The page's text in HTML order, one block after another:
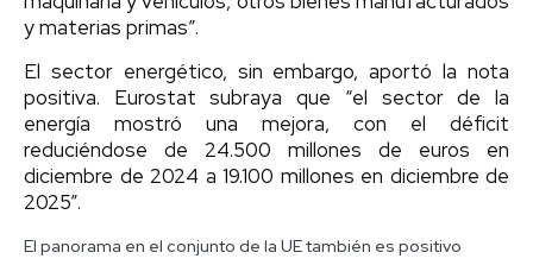
y materias primas”.
El sector energético, sin embargo, aportó la nota
positiva. Eurostat subraya que “el sector de la
energía mostró una mejora, con el déficit
reduciéndose de 24.500 millones de euros en
diciembre de 2024 a 19.100 millones en diciembre de
2025”.
El panorama en el conjunto de la UE también es positivo